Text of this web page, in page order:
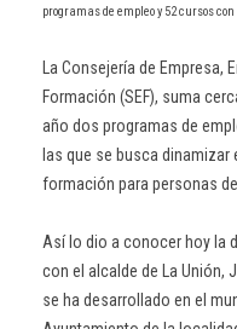
programas de empleo y 52 cursos
La Consejería de
Formación (SEF), suma
año dos programas de
las que se busca
formación para personas
Así lo dio a conocer hoy la
con el alcalde de La Unión,
se ha desarrollado en el